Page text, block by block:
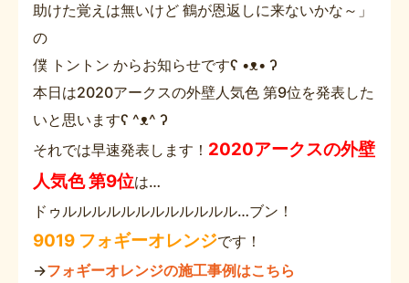
助けた覚えは無いけど 鶴が恩返しに来ないかな～」
の
僕 トントン からお知らせですʕ •ᴥ• ʔ
本日は2020アークスの外壁人気色 第9位を発表した
いと思いますʕ ^ᴥ^ ʔ
それでは早速発表します！ 2020アークスの外壁
人気色 第9位は…
ドゥルルルルルルルルルルルル…ブン！
9019 フォギーオレンジです！
→フォギーオレンジの施工事例はこちら